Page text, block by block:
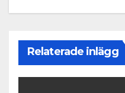
Relaterade inlägg